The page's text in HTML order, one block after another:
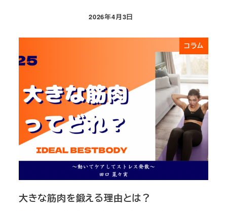
投稿日
2026年4月3日
コラム
大きな筋肉を鍛える理由とは？